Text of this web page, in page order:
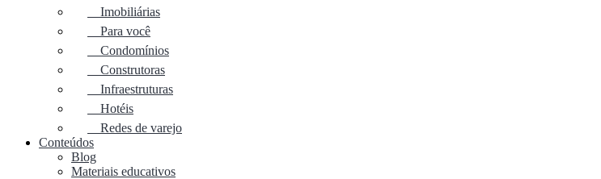
Imobiliárias
Para você
Condomínios
Construtoras
Infraestruturas
Hotéis
Redes de varejo
Conteúdos
Blog
Materiais educativos